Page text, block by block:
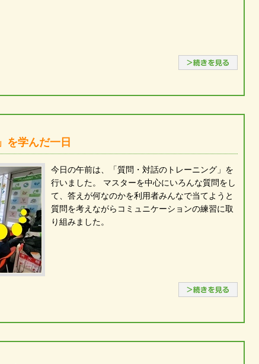
を学んだ一日
今日の午前は、「質問・対話のトレーニング」を
行いました。 マスターを中心にいろんな質問をし
て、答えが何なのかを利用者みんなで当てようと
質問を考えながらコミュニケーションの練習に取
り組みました。